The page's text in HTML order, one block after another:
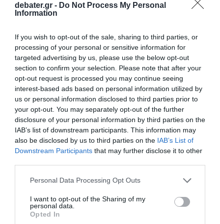
debater.gr - Do Not Process My Personal
Information
If you wish to opt-out of the sale, sharing to third parties, or
processing of your personal or sensitive information for
targeted advertising by us, please use the below opt-out
section to confirm your selection. Please note that after your
opt-out request is processed you may continue seeing
interest-based ads based on personal information utilized by
us or personal information disclosed to third parties prior to
your opt-out. You may separately opt-out of the further
disclosure of your personal information by third parties on the
IAB’s list of downstream participants. This information may
also be disclosed by us to third parties on the IAB’s List of
Downstream Participants that may further disclose it to other
Please note that this website/app uses one or more Google
not limited to your visit or usage behaviour. You may click to
grant or deny consent to Google and its third-party tags to
use your data for below specified purposes in below Google
Personal Data Processing Opt Outs
I want to opt-out of the Sharing of my
personal data.
Opted In